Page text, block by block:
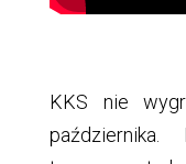
KKS nie
października.